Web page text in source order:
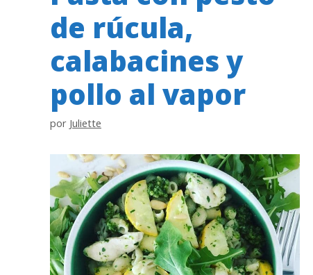
de rúcula,
calabacines y
pollo al vapor
por Juliette